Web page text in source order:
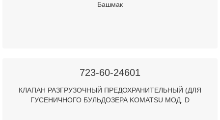
Башмак
723-60-24601
КЛАПАН РАЗГРУЗОЧНЫЙ ПРЕДОХРАНИТЕЛЬНЫЙ (ДЛЯ
ГУСЕНИЧНОГО БУЛЬДОЗЕРА KOMATSU МОД. D